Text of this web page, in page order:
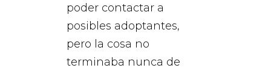
poder contactar a
posibles adoptantes,
pero la cosa no
terminaba nunca de